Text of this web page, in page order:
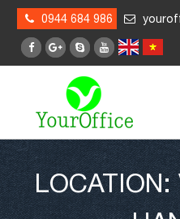
0944 684 986
LOCATION: